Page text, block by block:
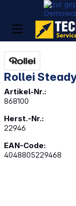
Rollei
Artikel-Nr.:
868100
Herst.-Nr.:
22946
EAN-Code:
4048805229468
Bildergalerie